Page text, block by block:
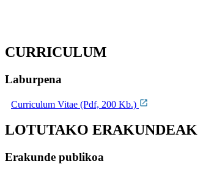
CURRICULUM
Laburpena
Curriculum Vitae (Pdf, 200 Kb.)
LOTUTAKO ERAKUNDEAK
Erakunde publikoa